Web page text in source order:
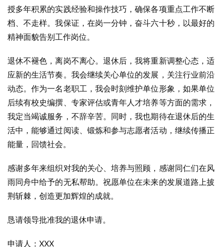
授多年积累的实践经验和操作技巧，确保各项重点工作不断
档、不走样。我保证，在岗一分钟，奋斗六十秒，以最好的
精神面貌告别工作岗位。
退休不褪色，离岗不离心。退休后，我将重新调整心态，适
应新的生活节奏。我会继续关心单位的发展，关注行业前沿
动态。作为一名老职工，我会时刻维护单位形象，如果单位
后续有校史编撰、专家评估或青年人才培养等方面的需求，
我定当竭诚服务，不辞辛苦。同时，我也期待在退休后的生
活中，能够通过阅读、锻炼和参与志愿者活动，继续传播正
能量，回馈社会。
感谢多年来组织对我的关心、培养与照顾，感谢同仁们在风
雨同舟中给予的无私帮助。祝愿单位在未来的发展道路上披
荆斩棘，创造更加辉煌的成就。
恳请领导批准我的退休申请。
申请人：XXX